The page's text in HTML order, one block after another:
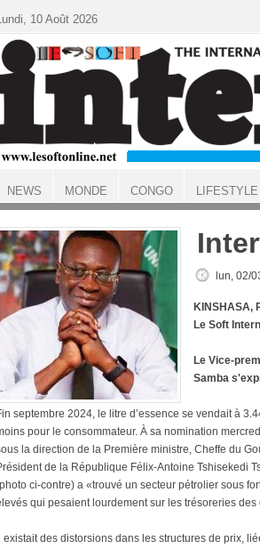
lun, 02/
KINSHASA,
Le Soft
Le Vice-
Samba
septembre 2024, le litre d’essence se vendait à
pour le consommateur. À sa nomination
la direction de la Première ministre, Cheffe du
de la République Félix-Antoine Tshisekedi
ci-contre) a «trouvé un secteur pétrolier sous
qui pesaient lourdement sur les trésoreries des
Il existait des distorsions dans les structures de prix,
10 Août 2026
NEWS MONDE CONGO LIFESTYLE